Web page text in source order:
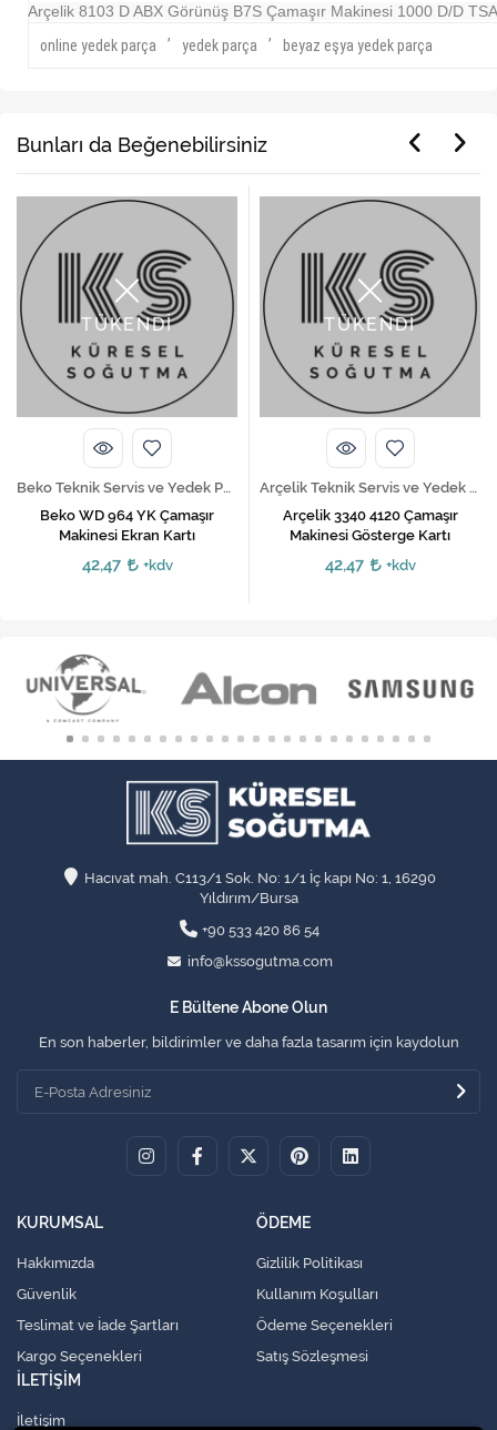
Arçelik 8103 D ABX Görünüş B7S Çamaşır Makinesi 1000 D/D TS
online yedek parça
,
yedek parça
,
beyaz eşya yedek parça
Bunları da Beğenebilirsiniz
TÜKENDİ
Beko Teknik Servis ve Yedek Parça Hizmetleri
Beko WD 964 YK Çamaşır
Makinesi Ekran Kartı
42,47 +kdv
TÜKENDİ
Arçelik Teknik Servis ve Yedek Parça Hizmetleri
Arçelik 3340 4120 Çamaşır
Makinesi Gösterge Kartı
42,47 +kdv
Hacıvat mah. C113/1 Sok. No: 1/1 İç kapı No: 1, 16290
Yıldırım/Bursa
+90 533 420 86 54
info@kssogutma.com
E Bültene Abone Olun
En son haberler, bildirimler ve daha fazla tasarım için kaydolun
KURUMSAL
Hakkımızda
Güvenlik
Teslimat ve İade Şartları
Kargo Seçenekleri
ÖDEME
Gizlilik Politikası
Kullanım Koşulları
Ödeme Seçenekleri
Satış Sözleşmesi
İLETİŞİM
İletişim